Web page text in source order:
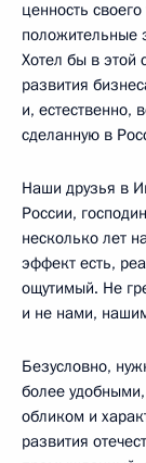
ценность
положительные
Хотел бы в этой
развития
и, естественно,
сделанную в
Наши друзья в
России,
несколько лет
эффект есть,
ощутимый. Не
и не нами,
Безусловно,
более
обликом и
развития